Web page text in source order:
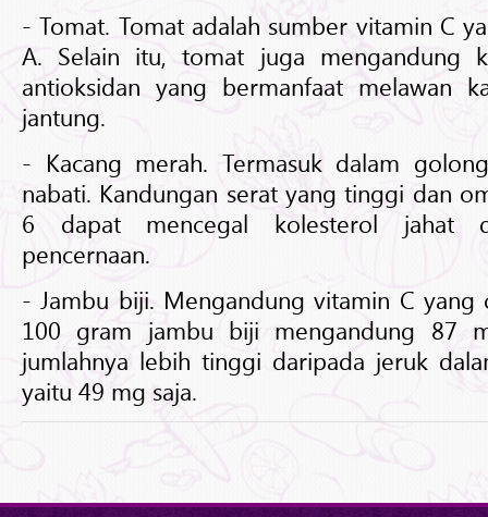
- Tomat. Tomat adalah sumber vitamin C
A. Selain itu, tomat juga mengandung
antioksidan yang bermanfaat melawan
jantung.
- Kacang merah. Termasuk dalam
nabati. Kandungan serat yang tinggi dan
6 dapat mencegal kolesterol jahat
pencernaan.
- Jambu biji. Mengandung vitamin C yang
100 gram jambu biji mengandung 87
jumlahnya lebih tinggi daripada jeruk
yaitu 49 mg saja.